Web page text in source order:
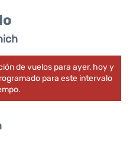
de vuelos para ayer, hoy y
para este intervalo